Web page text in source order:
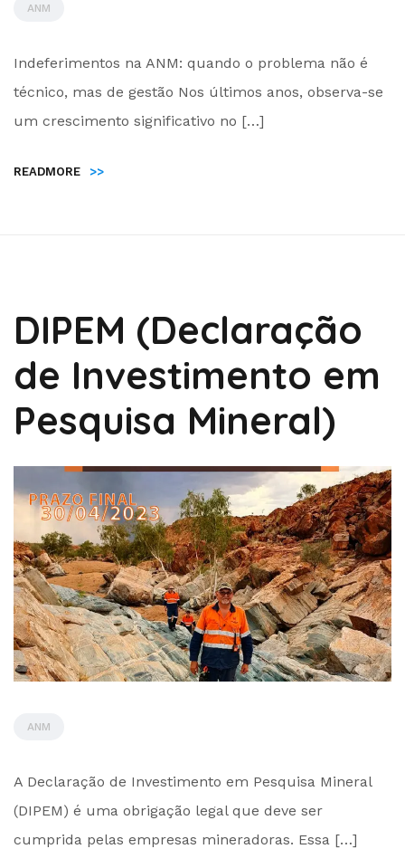
ANM
by
Indeferimentos na ANM: quando o problema não é
técnico, mas de gestão Nos últimos anos, observa-se
um crescimento significativo no […]
READMORE >>
DIPEM (Declaração
de Investimento em
Pesquisa Mineral)
ANM
by
A Declaração de Investimento em Pesquisa Mineral
(DIPEM) é uma obrigação legal que deve ser
cumprida pelas empresas mineradoras. Essa […]